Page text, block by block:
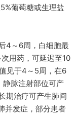
葡萄糖或生理盐
4～6周，白细胞最
用药，可延迟至10
见于4～5周，在6
静脉注射部位可产
期治疗可产生肺间
并发症，部分患者